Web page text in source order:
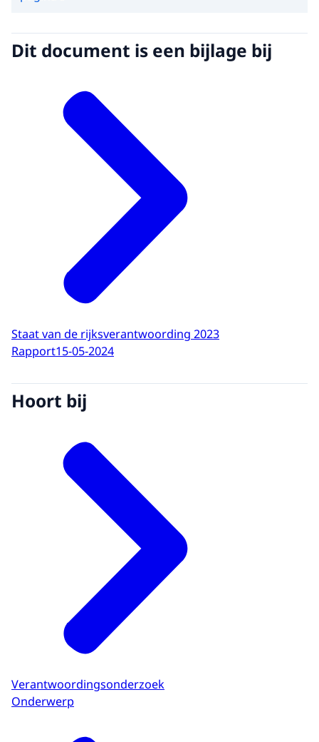
Dit document is een bijlage bij
Staat van de rijksverantwoording 2023
Rapport15-05-2024
Hoort bij
Verantwoordingsonderzoek
Onderwerp